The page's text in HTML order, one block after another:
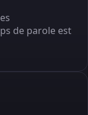
de parole est